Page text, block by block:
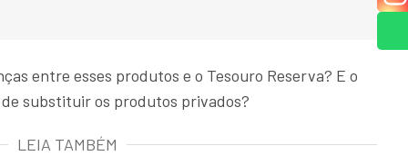
entre esses produtos e o Tesouro Reserva? E o
substituir os produtos privados?
LEIA TAMBÉM